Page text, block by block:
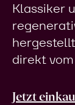
Klassiker
direkt
Jetzt